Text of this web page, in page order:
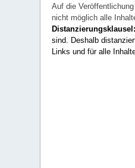
Auf die
nicht möglich alle
Distanzierungsklausel:
sind. Deshalb
Links und für alle